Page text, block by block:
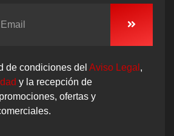
de condiciones del Aviso Legal ,
y la recepción de
ofertas y